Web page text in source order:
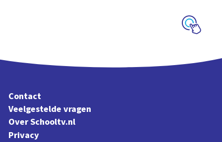
Contact
Veelgestelde vragen
Over Schooltv.nl
Privacy